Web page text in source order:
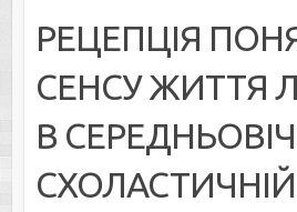
РЕЦЕПЦІЯ
СЕНСУ ЖИТТЯ
В
СХОЛАСТИЧНІЙ